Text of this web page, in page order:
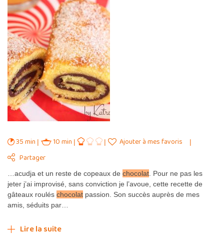
35 min 10 min
Ajouter à mes favoris
Partager
…acudja et un reste de copeaux de chocolat . Pour ne pas les
jeter j’ai improvisé, sans conviction je l’avoue, cette recette de
gâteaux roulés chocolat passion. Son succès auprès de mes
amis, séduits par…
Lire la suite